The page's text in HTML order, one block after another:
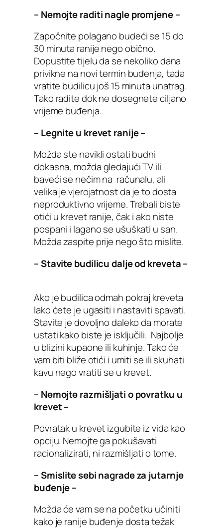
– Nemojte raditi nagle promjene –
Započnite polagano budeći se 15 do
30 minuta ranije nego obično.
Dopustite tijelu da se nekoliko dana
privikne na novi termin buđenja, tada
vratite budilicu još 15 minuta unatrag.
Tako radite dok ne dosegnete ciljano
vrijeme buđenja.
– Legnite u krevet ranije –
Možda ste navikli ostati budni
dokasna, možda gledajući TV ili
baveći se nečim na računalu, ali
velika je vjerojatnost da je to dosta
neproduktivno vrijeme. Trebali biste
otići u krevet ranije, čak i ako niste
pospani i lagano se ušuškati u san.
Možda zaspite prije nego što mislite.
– Stavite budilicu dalje od kreveta –
Ako je budilica odmah pokraj kreveta
lako ćete je ugasiti i nastaviti spavati.
Stavite je dovoljno daleko da morate
ustati kako biste je isključili. Najbolje
u blizini kupaone ili kuhinje. Tako će
vam biti bliže otići i umiti se ili skuhati
kavu nego vratiti se u krevet.
– Nemojte razmišljati o povratku u
krevet –
Povratak u krevet izgubite iz vida kao
opciju. Nemojte ga pokušavati
racionalizirati, ni razmišljati o tome.
– Smislite sebi nagrade za jutarnje
buđenje –
Možda će vam se na početku učiniti
kako je ranije buđenje dosta težak